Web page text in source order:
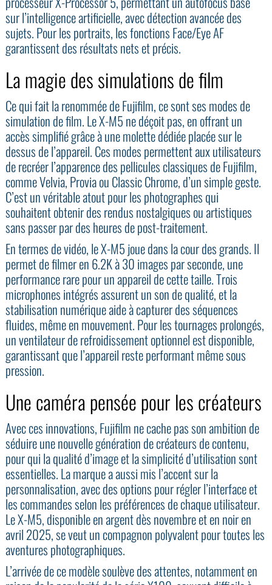
sur l’intelligence artificielle, avec détection avancée des
sujets. Pour les portraits, les fonctions Face/Eye AF
garantissent des résultats nets et précis.
La magie des simulations de film
Ce qui fait la renommée de Fujifilm, ce sont ses modes de
simulation de film. Le X-M5 ne déçoit pas, en offrant un
accès simplifié grâce à une molette dédiée placée sur le
dessus de l’appareil. Ces modes permettent aux utilisateurs
de recréer l’apparence des pellicules classiques de Fujifilm,
comme Velvia, Provia ou Classic Chrome, d’un simple geste.
C’est un véritable atout pour les photographes qui
souhaitent obtenir des rendus nostalgiques ou artistiques
sans passer par des heures de post-traitement.
En termes de vidéo, le X-M5 joue dans la cour des grands. Il
permet de filmer en 6.2K à 30 images par seconde, une
performance rare pour un appareil de cette taille. Trois
microphones intégrés assurent un son de qualité, et la
stabilisation numérique aide à capturer des séquences
fluides, même en mouvement. Pour les tournages prolongés,
un ventilateur de refroidissement optionnel est disponible,
garantissant que l’appareil reste performant même sous
pression.
Une caméra pensée pour les créateurs
Avec ces innovations, Fujifilm ne cache pas son ambition de
séduire une nouvelle génération de créateurs de contenu,
pour qui la qualité d’image et la simplicité d’utilisation sont
essentielles. La marque a aussi mis l’accent sur la
personnalisation, avec des options pour régler l’interface et
les commandes selon les préférences de chaque utilisateur.
Le X-M5, disponible en argent dès novembre et en noir en
avril 2025, se veut un compagnon polyvalent pour toutes les
aventures photographiques.
L’arrivée de ce modèle soulève des attentes, notamment en